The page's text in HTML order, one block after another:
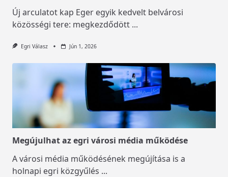
Új arculatot kap Eger egyik kedvelt belvárosi
közösségi tere: megkezdődött ...
Egri Válasz Jún 1, 2026
Megújulhat az egri városi média működése
A városi média működésének megújítása is a
holnapi egri közgyűlés ...